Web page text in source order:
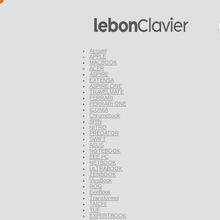
Accueil
APPLE
MACBOOK
ACER
ASPIRE
EXTENSA
ASPIRE ONE
TRAVELMATE
FERRARI
FERRARI ONE
ICONIA
Chromebook
SPIN
NITRO
PREDATOR
SWIFT
ASUS
NOTEBOOK
EEE PC
NETBOOK
ULTRABOOK
ZENBOOK
VivoBook
ROG
EeeBook
Transformer
TAICHI
TUF
EXPERTBOOK